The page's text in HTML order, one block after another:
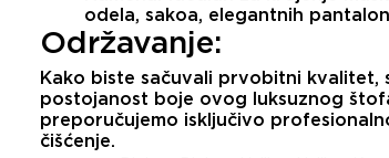
odela, sakoa, elegantnih
Održavanje:
Kako biste sačuvali prvobitni kvalitet,
postojanost boje ovog luksuznog
preporučujemo isključivo
čišćenje.